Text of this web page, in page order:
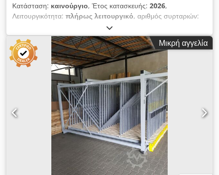
Κατάσταση: καινούργιο, Έτος κατασκευής: 2026,
Λειτουργικότητα: πλήρως λειτουργικό, αριθμός συρταριών:
12 μήνες
ΑΠΟΘΗΚΕΥΣΗ ΥΑΛΟΠΙΝΑΚΩΝ Μ80-26 ΕΤΟΣ ΚΑΤΑΣΚΕΥΗΣ
2026 / ΚΑΙΝΟΥΡΓΙΟ Είμαστε κατασκευαστές εξαγόμενων
ραφιών για την αποθήκευση υαλοπινάκων (κιβώτια με γυαλί) ή
άλλων πλακοειδών υλικών (λαμαρίνα, συνθετικός χαλαζίας,
πολυκαρβονικό, ξύλινες πλάκες επίπλων). Τα ράφια μας
σχεδιάζονται και κατασκευάζονται εξ ολοκλήρου από την
εταιρεία μας στην Πολωνία. Τα υλικά που χρησιμοποιούμε για
την κατασκευή των ραφιών μας διαθέτουν τα απαραίτητα
πιστοποιητικά αντοχής και υπόκεινται σε συνεχή ποιοτικό
έλεγχο. Το ράφι αποτελείται από εξαγόμενα, ελαφρώς κεκλιμένα
συρτάρια. Το ράφι επιτρέπει εξοικονόμηση έως και 75% του
αποθηκευτικού χώρου, αφού όλα τα διαμερίσματα είναι
παράλληλα μεταξύ τους και μόνο 10 χιλιοστά χωρίζουν το ένα
από το άλλο. Στη γκάμα μας διαθέτουμε εκδόσεις ραφιών με
Μικρή αγγελία